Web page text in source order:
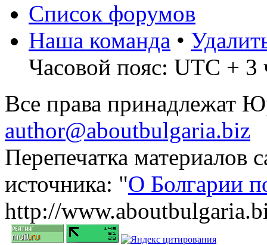
Список форумов
Наша команда •
Часовой пояс: UTC + 3
Все права принадлежат
author@aboutbulgaria.biz
Перепечатка материалов
источника: "О Болгарии
http://